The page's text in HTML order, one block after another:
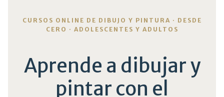
CURSOS ONLINE DE DIBUJO Y PINTURA · DESDE
CERO · ADOLESCENTES Y ADULTOS
Aprende a dibujar y
pintar con el